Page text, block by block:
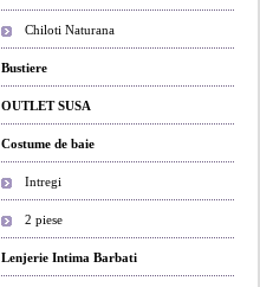
Chiloti Naturana
Bustiere
OUTLET SUSA
Costume de baie
Intregi
2 piese
Lenjerie Intima Barbati